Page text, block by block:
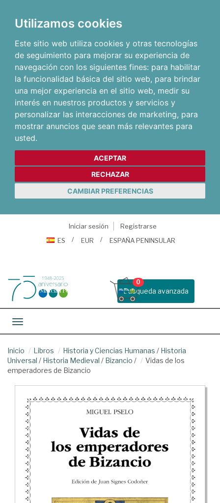
Utilizamos cookies
Este sitio web utiliza cookies y otras tecnologías
de seguimiento para mejorar su experiencia de
navegación con los siguientes fines: para habilitar
la funcionalidad básica del sitio web, para brindar
una mejor experiencia en el sitio web, medir su
interés en nuestros productos y servicios y
personalizar las interacciones de marketing, para
mostrar anuncios que sean más relevantes para
usted.
ACEPTAR
RECHAZAR
CAMBIAR PREFERENCIAS
Iniciar sesión
Registrarse
ES
EUR ESPAÑA PENINSULAR
Busqueda avanzada
0
Toggle navigation
Inicio Libros Historia y Ciencias Humanas / Historia
Universal / Historia Medieval / Bizancio /
Vidas de los
emperadores de Bizancio